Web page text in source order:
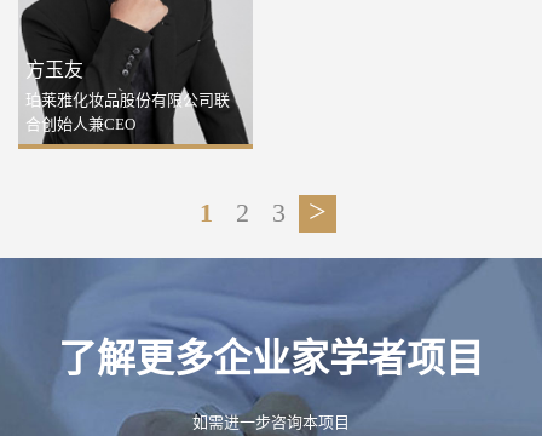
方玉友
珀莱雅化妆品股份有限公司联
合创始人兼CEO
1 2 3 >
了解更多企业家学者项目
如需进一步咨询本项目